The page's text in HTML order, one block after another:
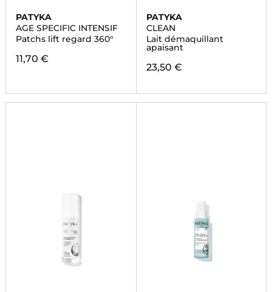
PATYKA
AGE SPECIFIC INTENSIF
Patchs lift regard 360°
11,70 €
PATYKA
CLEAN
Lait démaquillant
apaisant
23,50 €